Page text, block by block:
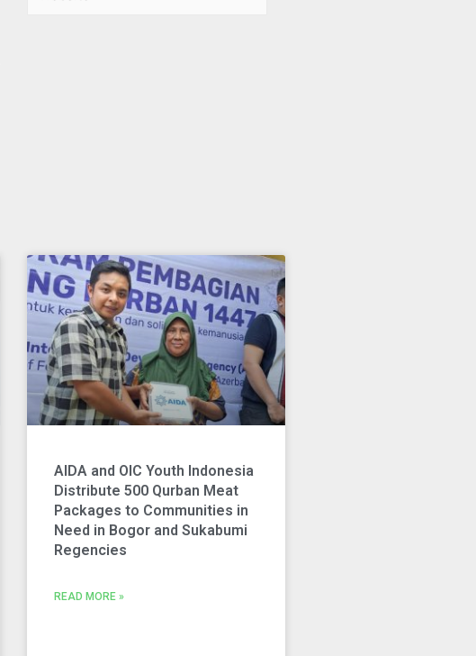
AIDA and OIC Youth Indonesia
Distribute 500 Qurban Meat
Packages to Communities in
Need in Bogor and Sukabumi
Regencies
READ MORE »